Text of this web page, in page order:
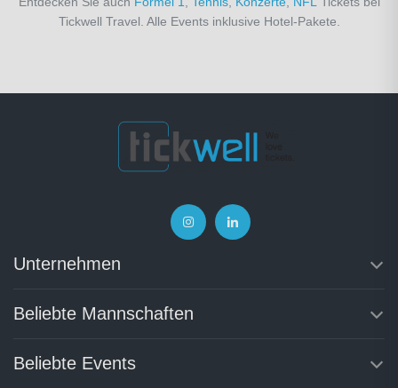
Tickwell Travel. Alle Events inklusive Hotel-Pakete.
Unternehmen
Beliebte Mannschaften
Beliebte Events